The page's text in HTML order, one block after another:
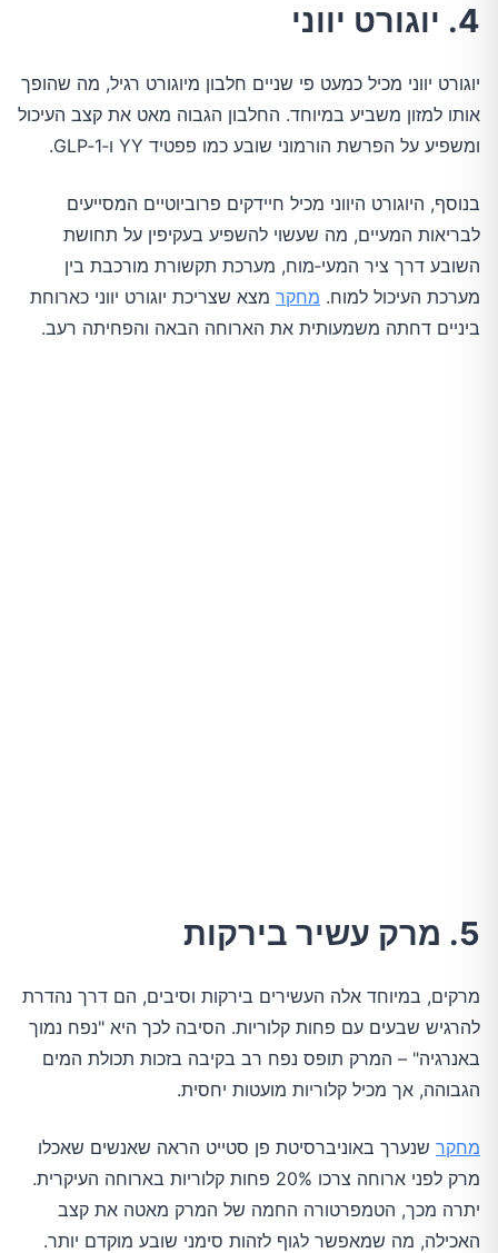
4. יוגורט יווני
יוגורט יווני מכיל כמעט פי שניים חלבון מיוגורט רגיל, מה שהופך
אותו למזון משביע במיוחד. החלבון הגבוה מאט את קצב העיכול
ומשפיע על הפרשת הורמוני שובע כמו פפטיד YY ו‑GLP‑1.
בנוסף, היוגורט היווני מכיל חיידקים פרוביוטיים המסייעים
לבריאות המעיים, מה שעשוי להשפיע בעקיפין על תחושת
השובע דרך ציר המעי‑מוח, מערכת תקשורת מורכבת בין
מערכת העיכול למוח. מחקר מצא שצריכת יוגורט יווני כארוחת
ביניים דחתה משמעותית את הארוחה הבאה והפחיתה רעב.
5. מרק עשיר בירקות
מרקים, במיוחד אלה העשירים בירקות וסיבים, הם דרך נהדרת
להרגיש שבעים עם פחות קלוריות. הסיבה לכך היא "נפח נמוך
באנרגיה" – המרק תופס נפח רב בקיבה בזכות תכולת המים
הגבוהה, אך מכיל קלוריות מועטות יחסית.
מחקר שנערך באוניברסיטת פן סטייט הראה שאנשים שאכלו
מרק לפני ארוחה צרכו 20% פחות קלוריות בארוחה העיקרית.
יתרה מכך, הטמפרטורה החמה של המרק מאטה את קצב
האכילה, מה שמאפשר לגוף לזהות סימני שובע מוקדם יותר.